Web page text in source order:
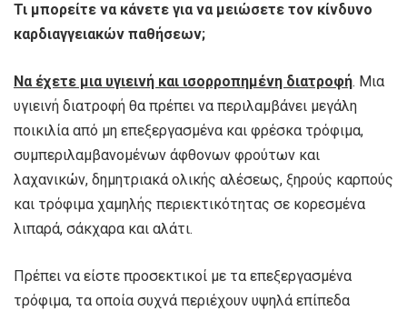
Τι μπορείτε να κάνετε για να μειώσετε τον κίνδυνο
καρδιαγγειακών παθήσεων;
Να έχετε μια υγιεινή και ισορροπημένη διατροφή. Μια
υγιεινή διατροφή θα πρέπει να περιλαμβάνει μεγάλη
ποικιλία από μη επεξεργασμένα και φρέσκα τρόφιμα,
συμπεριλαμβανομένων άφθονων φρούτων και
λαχανικών, δημητριακά ολικής αλέσεως, ξηρούς καρπούς
και τρόφιμα χαμηλής περιεκτικότητας σε κορεσμένα
λιπαρά, σάκχαρα και αλάτι.
Πρέπει να είστε προσεκτικοί με τα επεξεργασμένα
τρόφιμα, τα οποία συχνά περιέχουν υψηλά επίπεδα